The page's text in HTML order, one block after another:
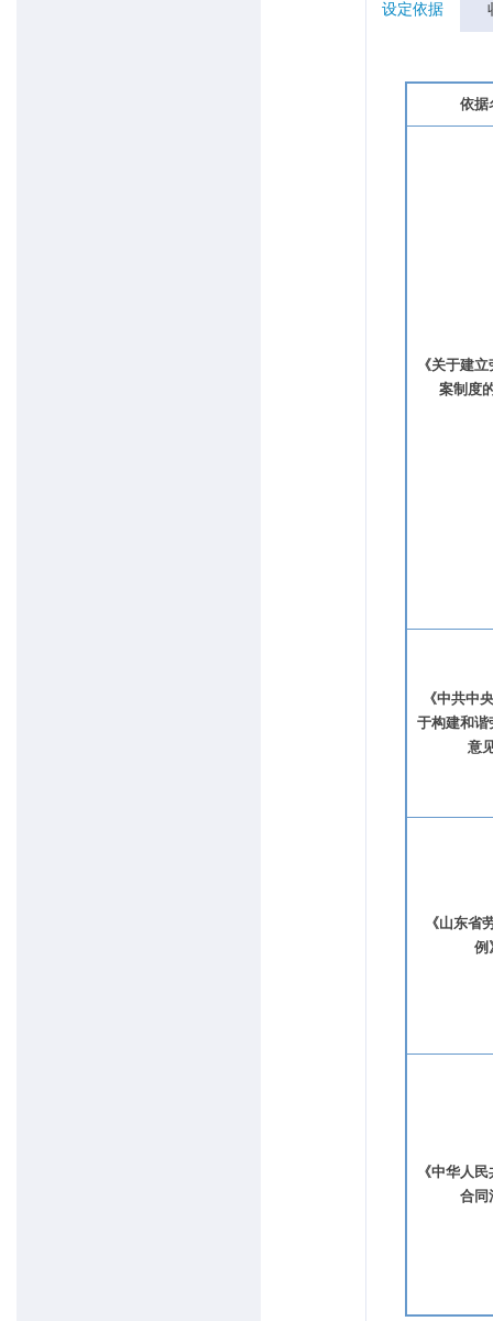
设定依据
依据
《关于建
案制度
《中共中
于构建和谐
意
《山东省
例
《中华人
合同